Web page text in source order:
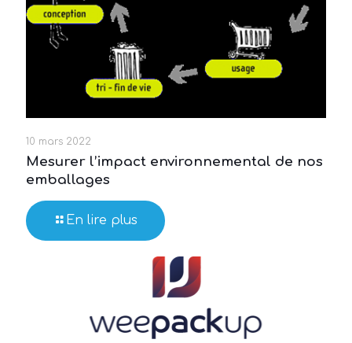
10 mars 2022
Mesurer l’impact environnemental de nos
emballages
En lire plus